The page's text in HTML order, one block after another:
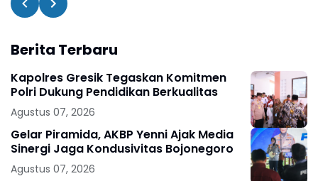
Berita Terbaru
Kapolres Gresik Tegaskan Komitmen
Polri Dukung Pendidikan Berkualitas
Agustus 07, 2026
Gelar Piramida, AKBP Yenni Ajak Media
Sinergi Jaga Kondusivitas Bojonegoro
Agustus 07, 2026